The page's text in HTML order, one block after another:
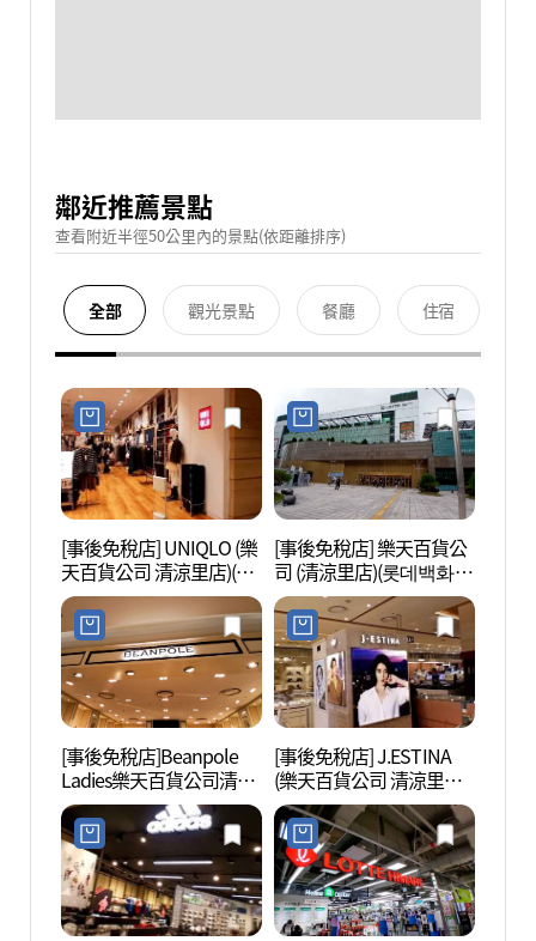
鄰近推薦景點
查看附近半徑50公里內的景點(依距離排序)
全部 觀光景點 餐廳 住宿
[事後免稅店] UNIQLO (樂
天百貨公司 清涼里店)(유
니클로 롯데백화점 청량
리점)
[事後免稅店] 樂天百貨公
司 (清涼里店)(롯데백화점
청량리점)
[事後免稅店]Beanpole
Ladies樂天百貨公司清涼
里店(빈폴레이디스 롯데
백화점 청량리점)
[事後免稅店] J.ESTINA
(樂天百貨公司 清涼里店)
(제이에스티나 롯데백화
점 청량리점)